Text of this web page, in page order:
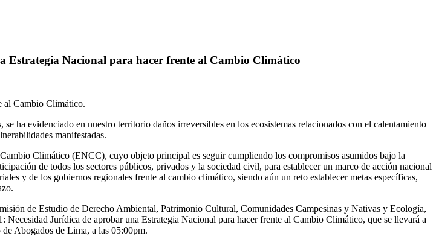
Nacional para hacer frente al Cambio Climático
al Cambio Climático.
ha evidenciado en nuestro territorio daños irreversibles en los ecosistemas relacionados con el calentamiento
manifestadas.
Climático (ENCC), cuyo objeto principal es seguir cumpliendo los compromisos asumidos bajo la
de todos los sectores públicos, privados y la sociedad civil, para establecer un marco de acción nacional
y de los gobiernos regionales frente al cambio climático, siendo aún un reto establecer metas específicas,
de Estudio de Derecho Ambiental, Patrimonio Cultural, Comunidades Campesinas y Nativas y Ecología,
Jurídica de aprobar una Estrategia Nacional para hacer frente al Cambio Climático, que se llevará a
Abogados de Lima, a las 05:00pm.